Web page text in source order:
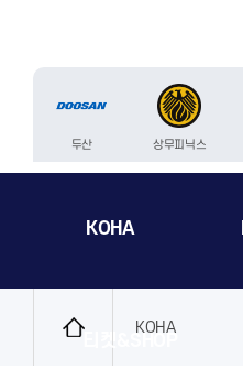
두산 상무피닉스
KOHA
티켓&SHOP
KOHA